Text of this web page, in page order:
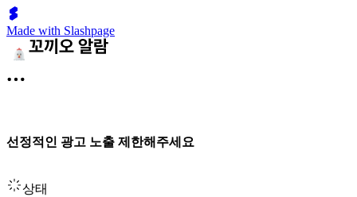
Made with Slashpage
선정적인 광고 노출 제한해주세요
상태